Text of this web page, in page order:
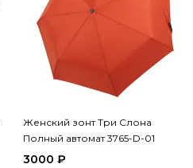
Женский зонт Три Слона
Полный автомат 3765-D-01
3000 ₽